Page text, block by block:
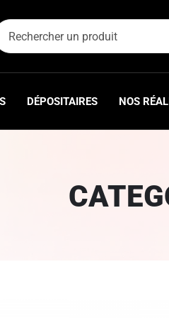
DÉPOSITAIRES NOS